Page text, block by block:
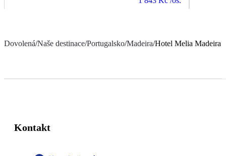
Dovolená/Naše destinace/Portugalsko/Madeira/Hotel Melia Madeira
Kontakt